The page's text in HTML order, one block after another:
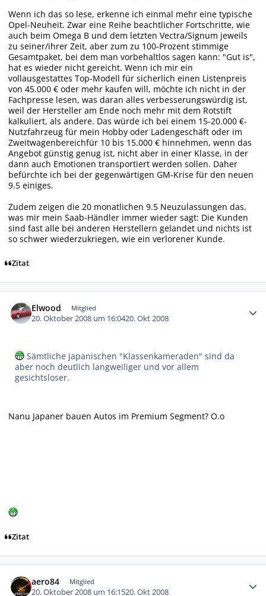
Wenn ich das so lese, erkenne ich einmal mehr eine typische
Opel-Neuheit. Zwar eine Reihe beachtlicher Fortschritte, wie
auch beim Omega B und dem letzten Vectra/Signum jeweils
zu seiner/ihrer Zeit, aber zum zu 100-Prozent stimmige
Gesamtpaket, bei dem man vorbehaltlos sagen kann: "Gut is",
hat es wieder nicht gereicht. Wenn ich mir ein
vollausgestattes Top-Modell für sicherlich einen Listenpreis
von 45.000 € oder mehr kaufen will, möchte ich nicht in der
Fachpresse lesen, was daran alles verbesserungswürdig ist,
weil der Hersteller am Ende noch mehr mit dem Rotstift
kalkuliert, als andere. Das würde ich bei einem 15-20.000 €-
Nutzfahrzeug für mein Hobby oder Ladengeschäft oder im
Zweitwagenbereichfür 10 bis 15.000 € hinnehmen, wenn das
Angebot günstig genug ist, nicht aber in einer Klasse, in der
dann auch Emotionen transportiert werden sollen. Daher
befürchte ich bei der gegenwärtigen GM-Krise für den neuen
9.5 einiges.
Zudem zeigen die 20 monatlichen 9.5 Neuzulassungen das,
was mir mein Saab-Händler immer wieder sagt: Die Kunden
sind fast alle bei anderen Herstellern gelandet und nichts ist
so schwer wiederzukriegen, wie ein verlorener Kunde.
Zitat
Elwood Mitglied
20. Oktober 2008 um 16:0420. Okt 2008
Sämtliche japanischen "Klassenkameraden" sind da
aber noch deutlich langweiliger und vor allem
gesichtsloser.
Nanu Japaner bauen Autos im Premium Segment? O.o
Zitat
aero84 Mitglied
20. Oktober 2008 um 16:1520. Okt 2008